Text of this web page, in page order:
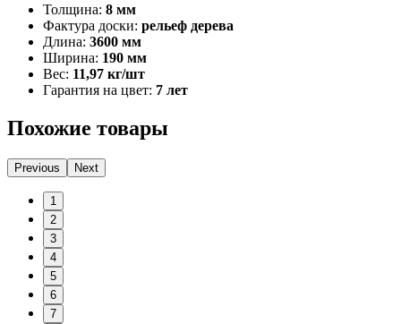
Толщина: 8 мм
Фактура доски: рельеф дерева
Длина: 3600 мм
Ширина: 190 мм
Вес: 11,97 кг/шт
Гарантия на цвет: 7 лет
Похожие товары
Previous Next
1
2
3
4
5
6
7